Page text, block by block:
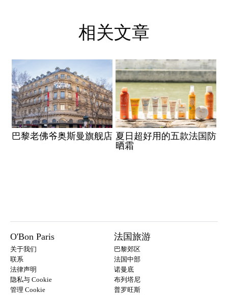
相关文章
巴黎老佛爷奥斯曼旗舰店 夏日超好用的五款法国防
晒霜
O'Bon Paris
关于我们
联系
法律声明
隐私与 Cookie
管理 Cookie
法国旅游
巴黎郊区
法国中部
诺曼底
布列塔尼
普罗旺斯